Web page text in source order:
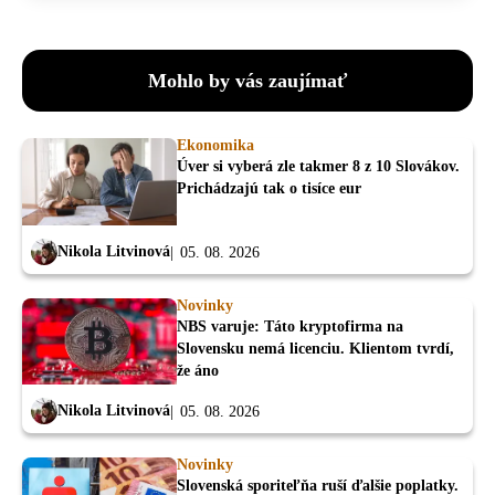
Mohlo by vás zaujímať
Ekonomika
Úver si vyberá zle takmer 8 z 10 Slovákov.
Prichádzajú tak o tisíce eur
Nikola Litvinová 05. 08. 2026
Novinky
NBS varuje: Táto kryptofirma na
Slovensku nemá licenciu. Klientom tvrdí,
že áno
Nikola Litvinová 05. 08. 2026
Novinky
Slovenská sporiteľňa ruší ďalšie poplatky.